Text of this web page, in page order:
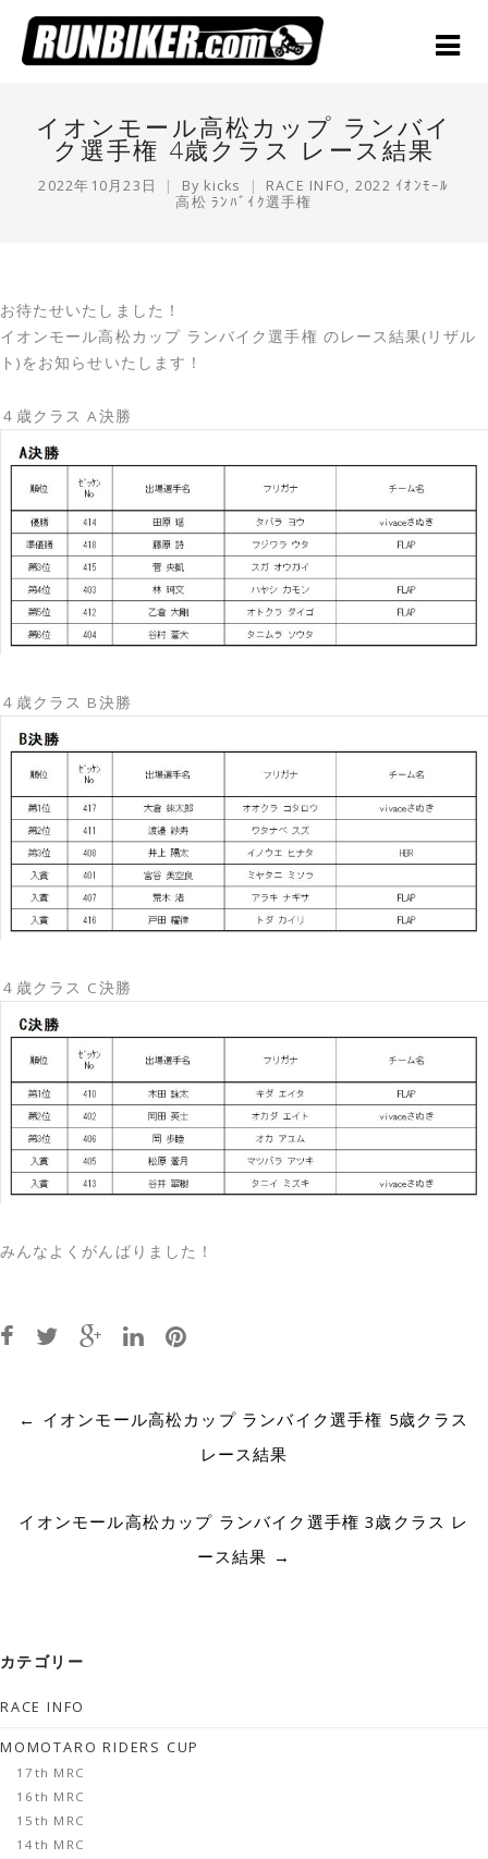
イオンモール高松カップ ランバイ
ク選手権 4歳クラス レース結果
2022年10月23日 By kicks RACE INFO, 2022 ｲｵﾝﾓｰﾙ
高松 ﾗﾝﾊﾞｲｸ選手権
お待たせいたしました！
イオンモール高松カップ ランバイク選手権 のレース結果(リザル
ト)をお知らせいたします！
４歳クラス A決勝
４歳クラス B決勝
４歳クラス C決勝
みんなよくがんばりました！
Post
← イオンモール高松カップ ランバイク選手権 5歳クラス
レース結果
イオンモール高松カップ ランバイク選手権 3歳クラス レ
ース結果 →
カテゴリー
RACE INFO
MOMOTARO RIDERS CUP
17th MRC
16th MRC
15th MRC
14th MRC